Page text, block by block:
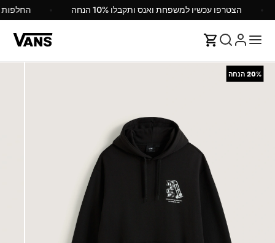
הצטרפו עכשיו למשפחת ואנס ותקבלו 10% הנחה
20% הנחה